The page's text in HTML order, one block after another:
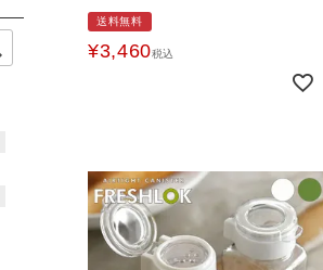
送料無料
¥3,460税込